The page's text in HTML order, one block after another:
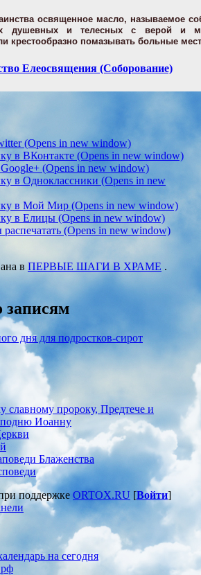
освященное масло, называемое
душевных и телесных с верой и
крестообразно помазывать больные
Елеосвящения (Соборование)
(Opens in new window)
в ВКонтакте (Opens in new window)
(Opens in new window)
в Одноклассники (Opens in new
в Мой Мир (Opens in new window)
в Елицы (Opens in new window)
(Opens in new window)
в ПЕРВЫЕ ШАГИ В ХРАМЕ .
записям
дня для подростков-сирот
славному пророку, Предтече и
Иоанну
Блаженства
поддержке ORTOX.RU [Войти]
на сегодня